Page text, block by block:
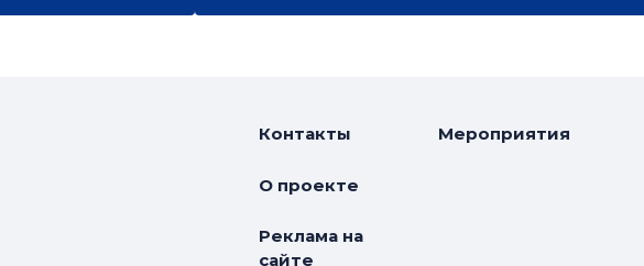
Контакты
О проекте
Реклама на
сайте
Мероприятия